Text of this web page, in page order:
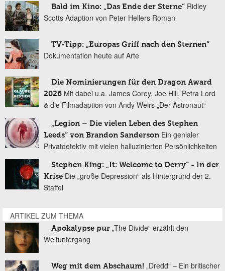
Bald im Kino: „Das Ende der Sterne“ Ridley
Scotts Adaption von Peter Hellers Roman
TV-Tipp: „Europas Griff nach den Sternen“
Dokumentation heute auf Arte
Die Nominierungen für den Dragon Award
2026 Mit dabei u.a. James Corey, Joe Hill, Petra Lord
& die Filmadaption von Andy Weirs „Der Astronaut“
„Legion – Die vielen Leben des Stephen
Leeds“ von Brandon Sanderson Ein genialer
Privatdetektiv mit vielen halluzinierten Persönlichkeiten
Stephen King: „It: Welcome to Derry“ - In der
Krise Die „große Depression“ als Hintergrund der 2.
Staffel
ARTIKEL ZUM THEMA
Apokalypse pur „The Divide“ erzählt den
Weltuntergang
Weg mit dem Abschaum! „Dredd“ – Ein britischer